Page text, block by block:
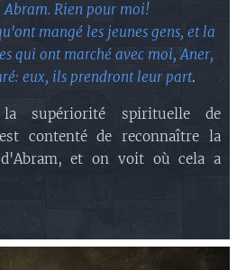
Abram. Rien pour moi!
mangé les jeunes gens, et la
qui ont marché avec moi, Aner,
eux, ils prendront leur part.
supériorité spirituelle de
contenté de reconnaître la
et on voit où cela a